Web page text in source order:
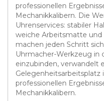
professionellen
Mechanikkalibern. Die
Uhrenservices: stabiler
weiche Arbeitsmatte und
machen jeden Schritt
Uhrmacher-Werkzeug in
einzubinden, verwandelt
Gelegenheitsarbeitsplatz
professionellen
Mechanikkalibern.